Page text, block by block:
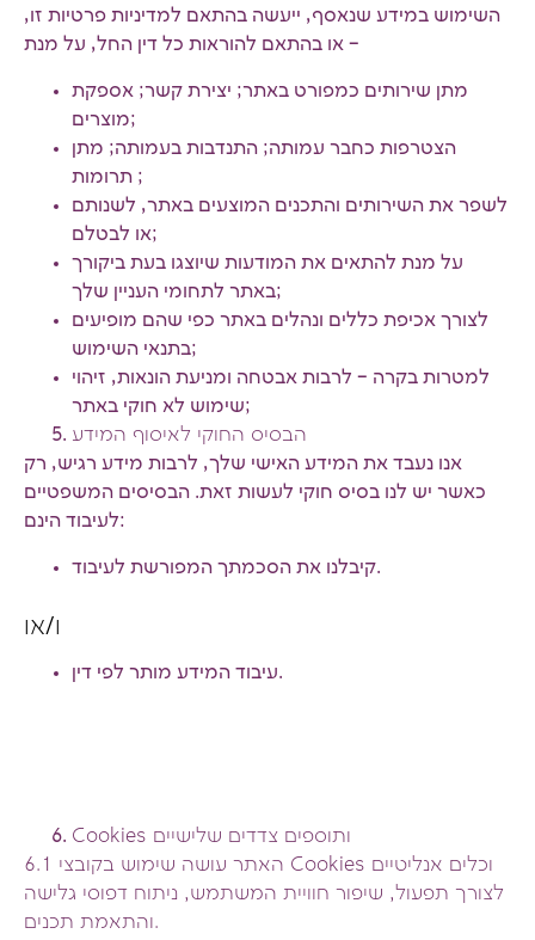
השימוש במידע שנאסף, ייעשה בהתאם למדיניות פרטיות זו,
או בהתאם להוראות כל דין החל, על מנת –
מתן שירותים כמפורט באתר; יצירת קשר; אספקת
מוצרים;
הצטרפות כחבר עמותה; התנדבות בעמותה; מתן
תרומות ;
לשפר את השירותים והתכנים המוצעים באתר, לשנותם
או לבטלם;
על מנת להתאים את המודעות שיוצגו בעת ביקורך
באתר לתחומי העניין שלך;
לצורך אכיפת כללים ונהלים באתר כפי שהם מופיעים
בתנאי השימוש;
למטרות בקרה – לרבות אבטחה ומניעת הונאות, זיהוי
שימוש לא חוקי באתר;
הבסיס החוקי לאיסוף המידע
אנו נעבד את המידע האישי שלך, לרבות מידע רגיש, רק
כאשר יש לנו בסיס חוקי לעשות זאת. הבסיסים המשפטיים
לעיבוד הינם:
קיבלנו את הסכמתך המפורשת לעיבוד.
ו/או
עיבוד המידע מותר לפי דין.
Cookies ותוספים צדדים שלישיים
Cookies
לצורך תפעול, שיפור חוויית המשתמש, ניתוח דפוסי גלישה
והתאמת תכנים.